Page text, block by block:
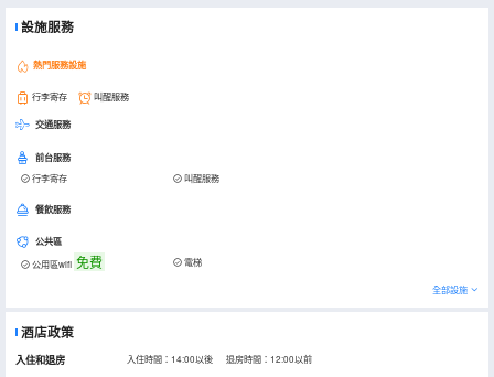
設施服務
熱門服務設施
行李寄存 叫醒服務
交通服務
前台服務
行李寄存 叫醒服務
餐飲服務
公共區
公用區wifi 免費 電梯
全部設施
酒店政策
入住和退房 入住時間：14:00以後 退房時間：12:00以前